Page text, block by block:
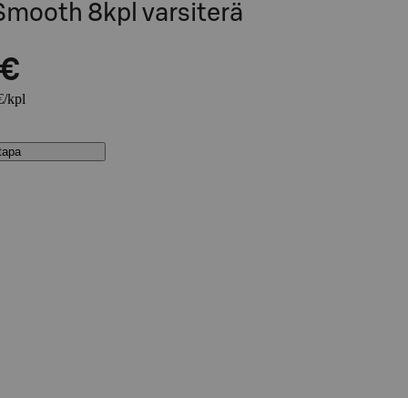
8kpl varsiterä
kpl